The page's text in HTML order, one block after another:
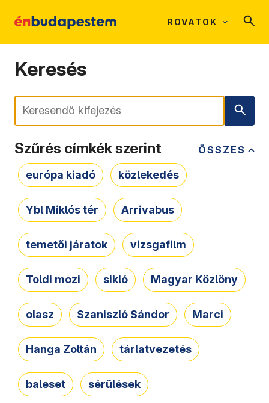
ROVATOK
Keresés
Keresés
ÖSSZES
Szűrés címkék szerint
európa kiadó közlekedés
Ybl Miklós tér Arrivabus
temetői járatok vizsgafilm
Toldi mozi sikló Magyar Közlöny
olasz Szaniszló Sándor Marci
Hanga Zoltán tárlatvezetés
baleset sérülések